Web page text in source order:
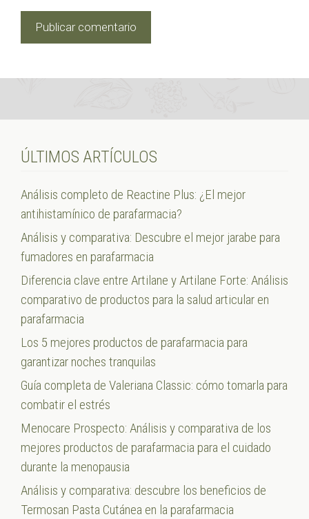
ÚLTIMOS ARTÍCULOS
Análisis completo de Reactine Plus: ¿El mejor
antihistamínico de parafarmacia?
Análisis y comparativa: Descubre el mejor jarabe para
fumadores en parafarmacia
Diferencia clave entre Artilane y Artilane Forte: Análisis
comparativo de productos para la salud articular en
parafarmacia
Los 5 mejores productos de parafarmacia para
garantizar noches tranquilas
Guía completa de Valeriana Classic: cómo tomarla para
combatir el estrés
Menocare Prospecto: Análisis y comparativa de los
mejores productos de parafarmacia para el cuidado
durante la menopausia
Análisis y comparativa: descubre los beneficios de
Termosan Pasta Cutánea en la parafarmacia